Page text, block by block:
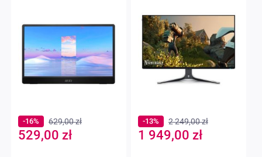
Special
Price
529,00 zł
-16% 629,00 zł
Special
Price
1 949,00 zł
-13% 2 249,00 zł